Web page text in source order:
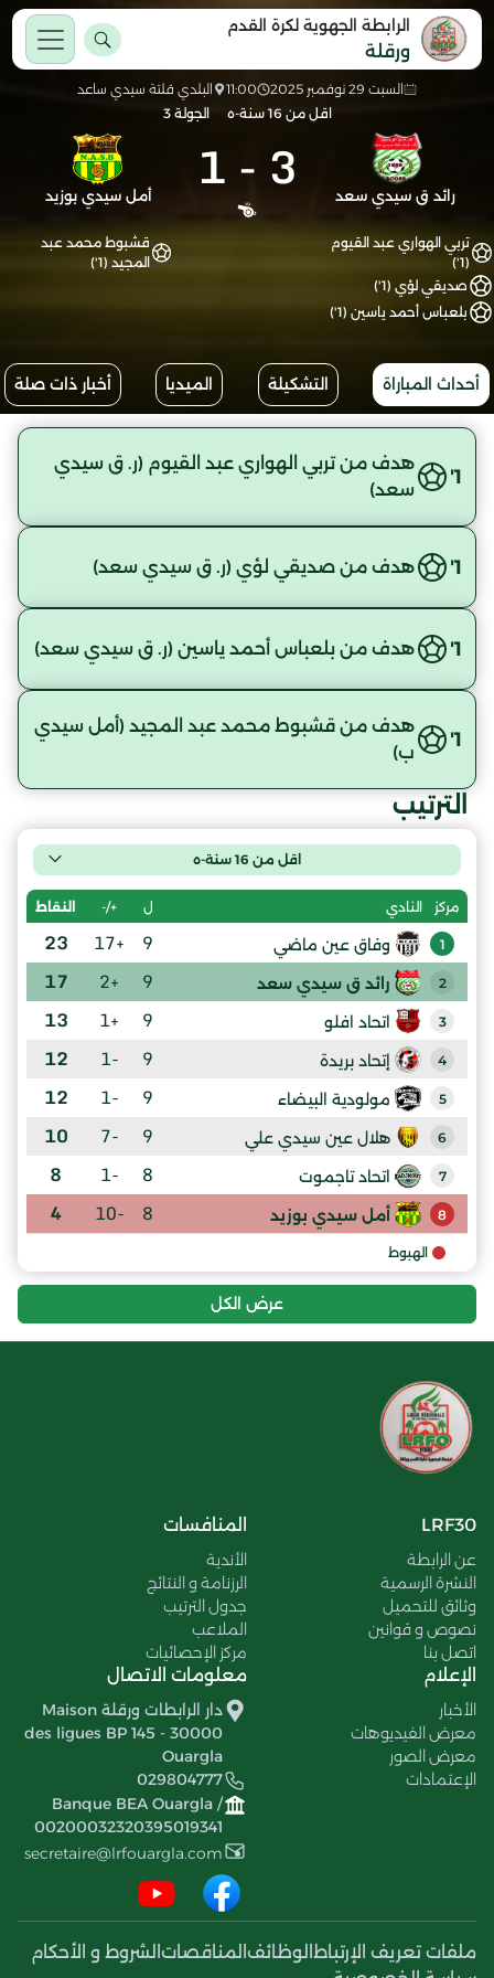
الرابطة الجهوية لكرة القدم
ورقلة
السبت 29 نوفمبر 2025 11:00
البلدي قلتة سيدي ساعد
اقل من 16 سنة-ه
الجولة 3
رائد ق سيدي سعد 3
-
1 أمل سيدي بوزيد
تربي الهواري عبد القيوم
(1')
صديقي لؤي (1')
بلعباس أحمد ياسين (1')
قشبوط محمد عبد
المجيد (1')
أحداث المباراة التشكيلة الميديا أخبار ذات صلة
1'
هدف من تربي الهواري عبد القيوم (ر. ق سيدي
سعد)
1' هدف من صديقي لؤي (ر. ق سيدي سعد)
1' هدف من بلعباس أحمد ياسين (ر. ق سيدي سعد)
1'
هدف من قشبوط محمد عبد المجيد (أمل سيدي
ب)
الترتيب
اقل من 16 سنة-ه
مركز النادي ل +/- النقاط
1 وفاق عين ماضي 9
+17
23
2 رائد ق سيدي سعد 9
+2
17
3 اتحاد افلو 9
+1
13
4 إتحاد بريدة 9
-1
12
5 مولودية البيضاء 9
-1
12
6 هلال عين سيدي علي 9
-7
10
7 اتحاد تاجموت 8
-1
8
8 أمل سيدي بوزيد 8
-10
4
الهبوط
عرض الكل
LRF30
عن الرابطة
النشرة الرسمية
وثائق للتحميل
نصوص و قوانين
اتصل بنا
المنافسات
الأندية
الرزنامة و النتائج
جدول الترتيب
الملاعب
مركز الإحصائيات
الإعلام
الأخبار
معرض الفيديوهات
معرض الصور
الإعتمادات
معلومات الاتصال
دار الرابطات ورقلة Maison
des ligues BP 145 - 30000
Ouargla
029804777
Banque BEA Ouargla /
00200032320395019341
secretaire@lrfouargla.com
ملفات تعريف الإرتباط الوظائف المناقصات الشروط و الأحكام